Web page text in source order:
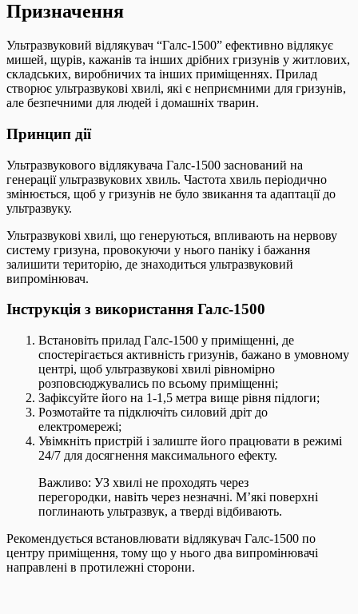
Призначення
Ультразвуковий відлякувач “Галс-1500” ефективно відлякує
мишей, щурів, кажанів та інших дрібних гризунів у житлових,
складських, виробничих та інших приміщеннях. Прилад
створює ультразвукові хвилі, які є неприємними для гризунів,
але безпечними для людей і домашніх тварин.
Принцип дії
Ультразвукового відлякувача Галс-1500 заснований на
генерації ультразвукових хвиль. Частота хвиль періодично
змінюється, щоб у гризунів не було звикання та адаптації до
ультразвуку.
Ультразвукові хвилі, що генеруються, впливають на нервову
систему гризуна, провокуючи у нього паніку і бажання
залишити територію, де знаходиться ультразвуковий
випромінювач.
Інструкція з використання Галс-1500
Встановіть прилад Галс-1500 у приміщенні, де
спостерігається активність гризунів, бажано в умовному
центрі, щоб ультразвукові хвилі рівномірно
розповсюджувались по всьому приміщенні;
Зафіксуйте його на 1-1,5 метра вище рівня підлоги;
Розмотайте та підключіть силовий дріт до
електромережі;
Увімкніть пристрій і залиште його працювати в режимі
24/7 для досягнення максимального ефекту.
Важливо: УЗ хвилі не проходять через
перегородки, навіть через незначні. М’які поверхні
поглинають ультразвук, а тверді відбивають.
Рекомендується встановлювати відлякувач Галс-1500 по
центру приміщення, тому що у нього два випромінювачі
направлені в протилежні сторони.